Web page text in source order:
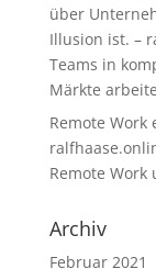
über
Illusion ist. –
Teams in
Märkte
Remote
Remote Work
Archiv
Februar 2021